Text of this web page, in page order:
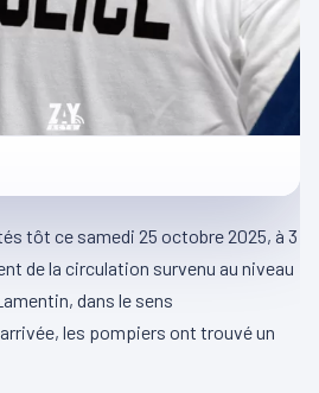
tôt ce samedi 25 octobre 2025, à 3
de la circulation survenu au niveau
dans le sens
les pompiers ont trouvé un